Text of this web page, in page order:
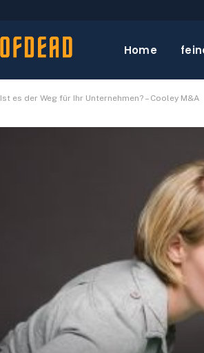
Home
Ist es der Weg für Ihr Unternehmen? – Cooley M&A